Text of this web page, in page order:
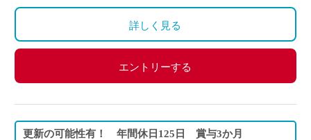
詳しく見る
エントリーする
更新の可能性有！ 年間休日125日 賞与3か月